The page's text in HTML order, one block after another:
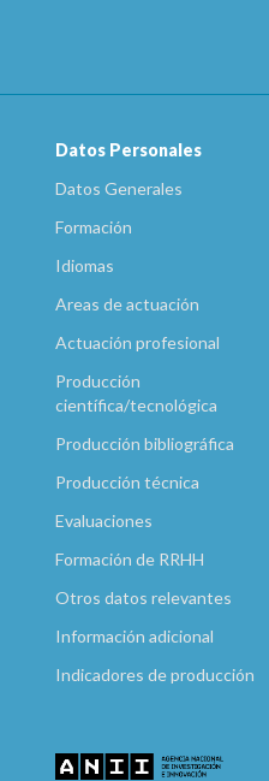
Datos Personales
Datos Generales
Formación
Idiomas
Areas de actuación
Actuación profesional
Producción
científica/tecnológica
Producción bibliográfica
Producción técnica
Evaluaciones
Formación de RRHH
Otros datos relevantes
Información adicional
Indicadores de producción